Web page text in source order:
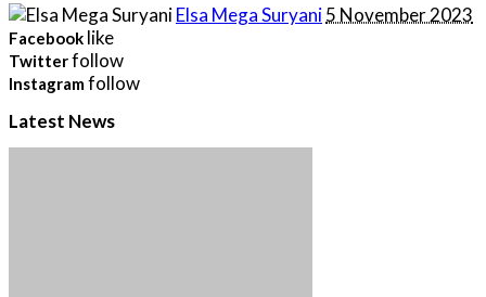
Posted
by
Elsa Mega Suryani5 November 2023
Facebook like
Twitterfollow
Instagramfollow
Latest News